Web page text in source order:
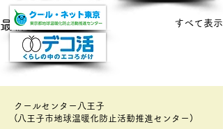
最新記事 すべて表示
クールセンター八王子
(八王子市地球温暖化防止活動推進センター)